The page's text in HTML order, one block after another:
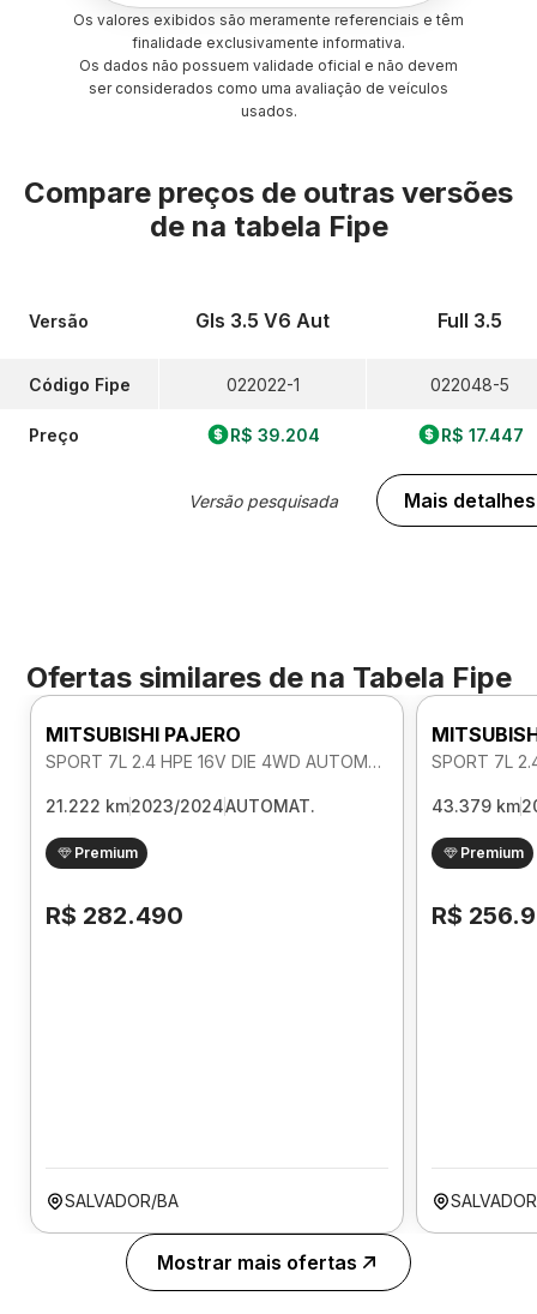
Os valores exibidos são meramente referenciais e têm
finalidade exclusivamente informativa.
Os dados não possuem validade oficial e não devem
ser considerados como uma avaliação de veículos
usados.
Compare preços de outras versões
de na tabela Fipe
Versão
Código Fipe
Preço
Gls 3.5 V6 Aut
022022-1
R$ 39.204
Versão pesquisada
Full 3.5
022048-5
R$ 17.447
Mais detalhes
Ofertas similares de na Tabela Fipe
MITSUBISHI PAJERO
SPORT 7L 2.4 HPE 16V DIE 4WD AUTOMATICO
21.222 km2023/2024AUTOMAT.
Premium
R$ 282.490
SALVADOR/BA
43.379 km
Premium
R$
Mostrar mais ofertas